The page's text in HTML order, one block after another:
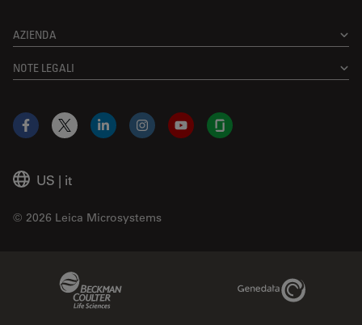
AZIENDA
NOTE LEGALI
US | it
© 2026 Leica Microsystems
Facebook
X LinkedInInstagramYouTubeGlassdoor
Genedata Link